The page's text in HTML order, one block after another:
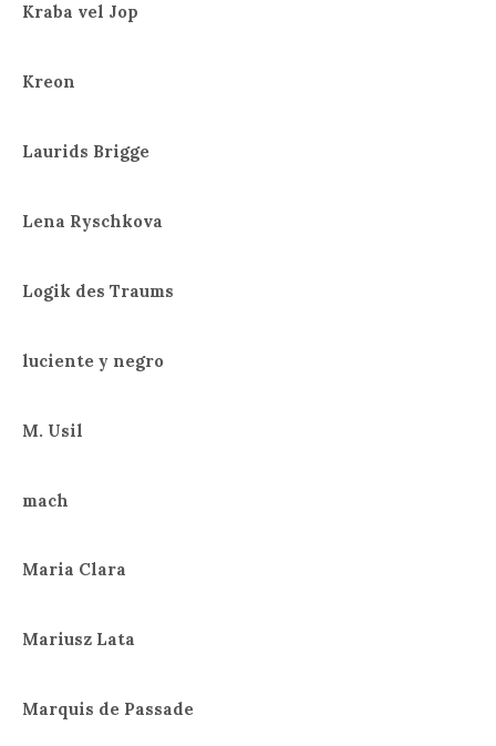
Kraba vel Jop
Kreon
Laurids Brigge
Lena Ryschkova
Logik des Traums
luciente y negro
M. Usil
mach
Maria Clara
Mariusz Lata
Marquis de Passade